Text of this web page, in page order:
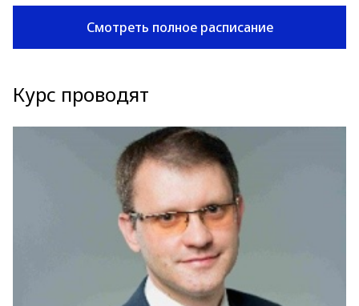
Смотреть полное расписание
Курс проводят